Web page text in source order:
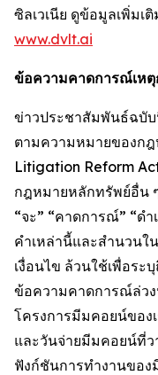
ซิลเวเนีย ดูข้อมูลเพิ่มเ
www.dvlt.ai
ข้อความคาดการณ์เห
ข่าวประชาสัมพันธ์ฉบั
ตามความหมายของก
Litigation Reform
กฎหมายหลักทรัพย์อื่น ๆ
“จะ” “คาดการณ์” “ด
คำเหล่านี้และสำนวน
เงื่อนไข ล้วนใช้เพื่อร
ข้อความคาดการณ์ล่วง
โครงการมีมคอยน์ของ
และวันจ่ายมีมคอยน์ที่ว
ฟังก์ชันการทำงานขอ